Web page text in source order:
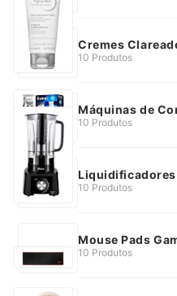
Cremes
10 Produtos
Máquinas de
10 Produtos
Liquidificadores
10 Produtos
Mouse Pads
10 Produtos